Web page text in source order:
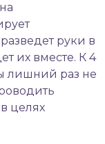
руки в
их вместе. К 4
лишний раз не
целях